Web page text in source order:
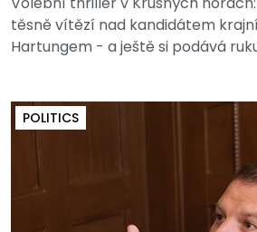
těsně vítězí nad kandidátem
Hartungem - a ještě si podává
POLITICS